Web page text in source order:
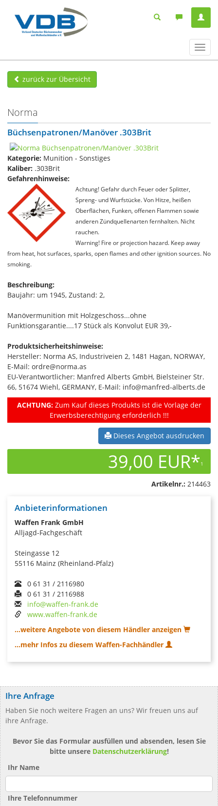
ein-/
zurück zur Übersicht
Norma
Büchsenpatronen/Manöver .303Brit
Kategorie: Munition - Sonstiges
Kaliber: .303Brit
Gefahrenhinweise:
Achtung! Gefahr durch Feuer oder Splitter,
Spreng- und Wurfstücke. Von Hitze, heißen
Oberflächen, Funken, offenen Flammen sowie
anderen Zündquellenarten fernhalten. Nicht
rauchen.
Warning! Fire or projection hazard. Keep away
from heat, hot surfaces, sparks, open flames and other ignition sources. No
smoking.
Beschreibung:
Baujahr: um 1945, Zustand: 2,
Manövermunition mit Holzgeschoss...ohne
Funktionsgarantie....17 Stück als Konvolut EUR 39,-
Produktsicherheitshinweise:
Hersteller: Norma AS, Industriveien 2, 1481 Hagan, NORWAY,
E-Mail: ordre@norma.as
EU-Verantwortlicher: Manfred Alberts GmbH, Bielsteiner Str.
66, 51674 Wiehl, GERMANY, E-Mail: info@manfred-alberts.de
ACHTUNG:Zum Kauf dieses Produkts ist die Vorlage der
Erwerbsberechtigung erforderlich !!!
Dieses Angebot ausdrucken
39,00 EUR*1
Artikelnr.: 214463
Anbieterinformationen
Waffen Frank GmbH
Alljagd-Fachgeschäft
Steingasse 12
55116 Mainz (Rheinland-Pfalz)
0 61 31 / 2116980
0 61 31 / 2116988
info@waffen-frank.de
www.waffen-frank.de
...weitere Angebote von diesem Händler anzeigen
...mehr Infos zu diesem Waffen-Fachhändler
Ihre Anfrage
Haben Sie noch weitere Fragen an uns? Wir freuen uns auf
ihre Anfrage.
Bevor Sie das Formular ausfüllen und absenden, lesen Sie
bitte unsere Datenschutzerklärung!
Ihr Name
Ihre Telefonnummer